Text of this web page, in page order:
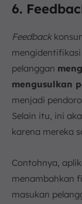
6.
Feedback
pelanggan
mengusulkan
menjadi
Selain itu, ini
karena mereka
Contohnya,
menambahkan
masukan